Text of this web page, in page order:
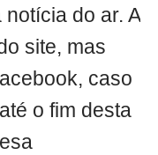
do ar. A
site, mas
caso
o fim desta